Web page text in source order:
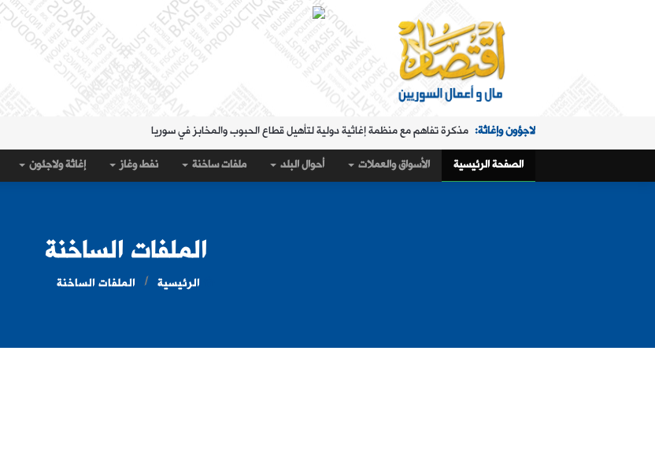
لاجؤون وإغاثة: مذكرة تفاهم مع منظمة إغاثية دولية لتأهيل قطاع الحبوب والمخابز في سوريا
الملفات الساخنة: "البريد" تقدم خدمة استبدال العملة في "المنطقة الشرقية" حتى 20 آب
حال البلد: مرسوم تكليف رمضان بإدارة هيئة الاستثمار
أسواق و عملات: كيف أغلق سعر صرف الليرة مقابل الدولار، مساء الثلاثاء؟
الصفحة الرئيسية الأسواق والعملات أحوال البلد ملفات ساخنة نفط وغاز إغاثة ولاجئون
الملفات الساخنة
الرئيسية الملفات الساخنة